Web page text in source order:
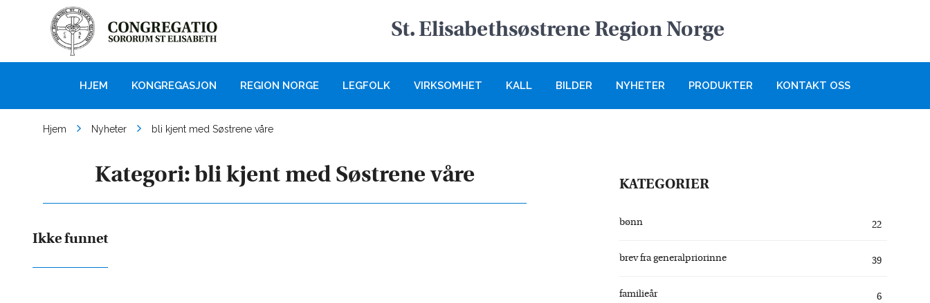
St. Elisabethsøstrene Region Norge
HJEM KONGREGASJON REGION NORGE LEGFOLK VIRKSOMHET KALL BILDER NYHETER PRODUKTER KONTAKT OSS
Hjem Nyheter bli kjent med Søstrene våre
Kategori: bli kjent med Søstrene våre
Ikke funnet
KATEGORIER
bønn 22
brev fra generalpriorinne 39
familieår 6